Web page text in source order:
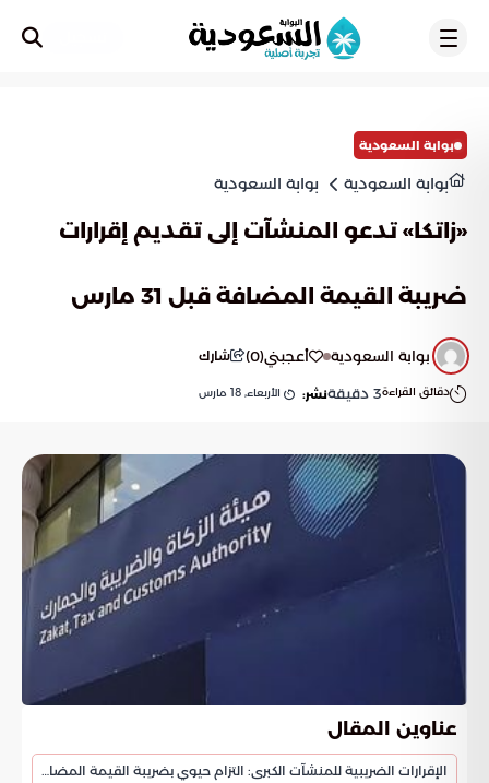
بوابة السعودية
بوابة السعودية بوابة السعودية
«زاتكا» تدعو المنشآت إلى تقديم إقرارات
ضريبة القيمة المضافة قبل 31 مارس
بوابة السعودية أعجبني(
0
) شارك
دقائق القراءة3 دقيقةنشر: الأربعاء, 18 مارس
عناوين المقال
الإقرارات الضريبية للمنشآت الكبرى: التزام حيوي بضريبة القيمة المضافة